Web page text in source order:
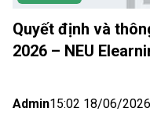
Quyết định và
2026 – NEU
Admin15:02 18/06/2026